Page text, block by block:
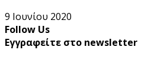
9 Ιουνίου 2020
Follow Us
Εγγραφείτε στο newsletter